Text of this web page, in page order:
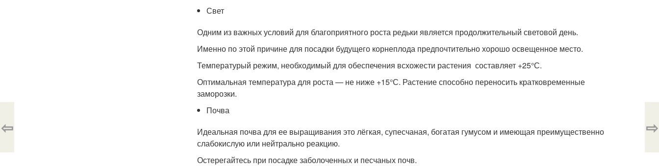
Свет
Одним из важных условий для благоприятного роста редьки является продолжительный световой день.
Именно по этой причине для посадки будущего корнеплода предпочтительно хорошо освещенное место.
Температурый режим, необходимый для обеспечения всхожести растения составляет +25°С.
Оптимальная температура для роста — не ниже +15°С. Растение способно переносить кратковременные
заморозки.
Почва
Идеальная почва для ее выращивания это лёгкая, супесчаная, богатая гумусом и имеющая преимущественно
слабокислую или нейтрально реакцию.
Остерегайтесь при посадке заболоченных и песчаных почв.
⇦ ⇨